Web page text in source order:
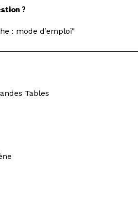
?
: mode d’emploi"
Tables